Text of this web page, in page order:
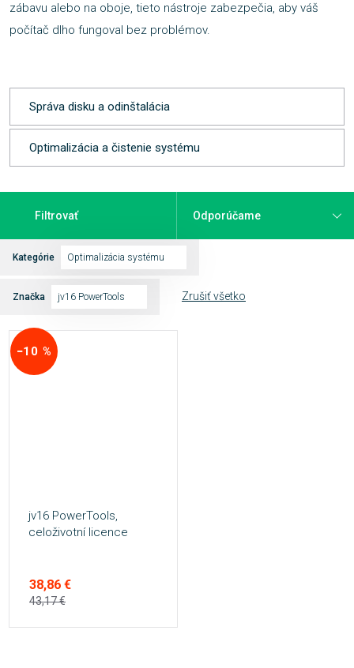
zábavu alebo na oboje, tieto nástroje zabezpečia, aby váš
počítač dlho fungoval bez problémov.
Správa disku a odinštalácia
Optimalizácia a čistenie systému
Filtrovať
Kategórie Optimalizácia systému
Značka jv16 PowerTools Zrušiť všetko
−10 %
jv16 PowerTools,
celoživotní licence
43,17 €
38,86 €